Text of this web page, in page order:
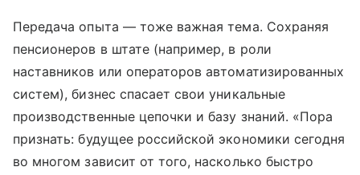
Передача опыта — тоже важная тема. Сохраняя
пенсионеров в штате (например, в роли
наставников или операторов автоматизированных
систем), бизнес спасает свои уникальные
производственные цепочки и базу знаний. «Пора
признать: будущее российской экономики сегодня
во многом зависит от того, насколько быстро